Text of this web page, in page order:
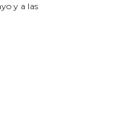
y a las